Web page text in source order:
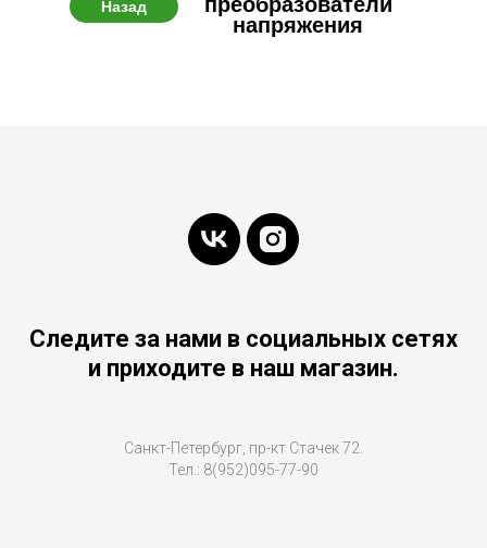
напряжения
Назад
Следите за нами в социальных сетях
и приходите в наш магазин.
Санкт-Петербург, пр-кт Стачек 72.
Тел.: 8(952)095-77-90